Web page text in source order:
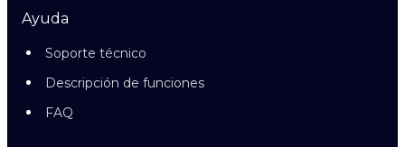
Ayuda
Soporte técnico
Descripción de funciones
FAQ